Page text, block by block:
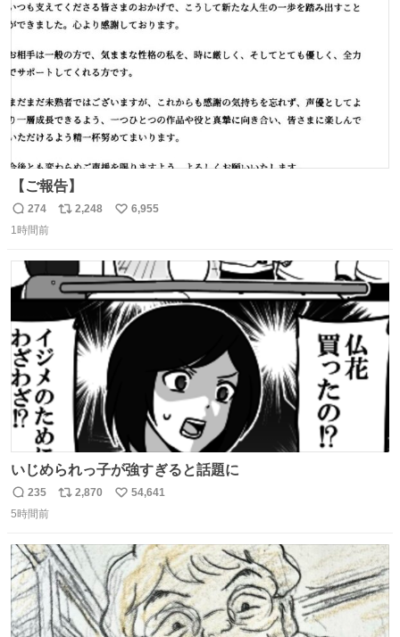
数
【ご報告】
返
信
274
リ
ト
数
2,248
い
数
6,955
1時間前
いじめられっ子が強すぎると話題に
返
信
235
リ
ト
数
2,870
い
数
54,641
5時間前